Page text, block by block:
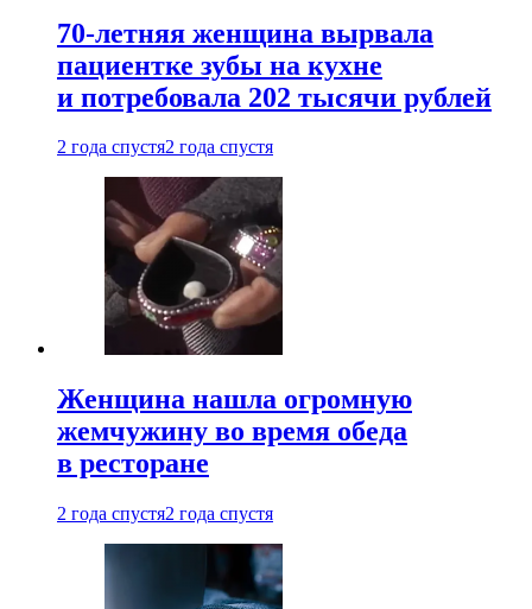
70-летняя женщина вырвала
пациентке зубы на кухне
и потребовала 202 тысячи рублей
2 года спустя2 года спустя
Женщина нашла огромную
жемчужину во время обеда
в ресторане
2 года спустя2 года спустя